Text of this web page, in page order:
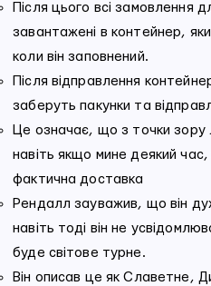
Після цього всі замовлення
завантажені в контейнер,
коли він заповнений.
Після відправлення
заберуть пакунки та
Це означає, що з точки зору
навіть якщо мине деякий
фактична доставка
Рендалл зауважив, що він
навіть тоді він не
буде світове турне.
Він описав це як Славетне,